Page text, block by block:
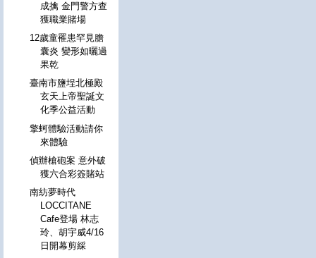
成擒 金門警方查
獲職業賭場
12歲童罹患罕見膽
囊炎 變形如曬過
果乾
臺南市鹽埕北極殿
玄天上帝聖誕文
化季公益活動
擎蚵體驗活動請你
來體驗
偵辦槍砲案 意外破
獲六合彩簽賭站
南紡夢時代
LOCCITANE
Cafe登場 林志
玲、胡宇威4/16
日開幕剪綵